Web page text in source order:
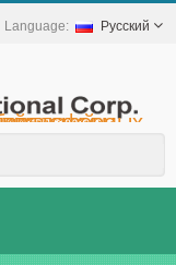
Русский
домашнего ухода за больными.